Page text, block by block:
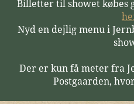
Billetter til showet købes
Nyd en dejlig menu i
Der er kun få meter fra
Postgaarden,